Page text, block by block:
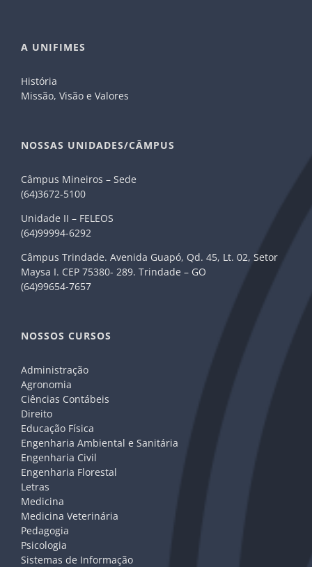
A UNIFIMES
História
Missão, Visão e Valores
NOSSAS UNIDADES/CÂMPUS
Câmpus Mineiros – Sede
(64)3672-5100
Unidade II – FELEOS
(64)99994-6292
Câmpus Trindade. Avenida Guapó, Qd. 45, Lt. 02, Setor
Maysa I. CEP 75380- 289. Trindade – GO
(64)99654-7657
NOSSOS CURSOS
Administração
Agronomia
Ciências Contábeis
Direito
Educação Física
Engenharia Ambiental e Sanitária
Engenharia Civil
Engenharia Florestal
Letras
Medicina
Medicina Veterinária
Pedagogia
Psicologia
Sistemas de Informação